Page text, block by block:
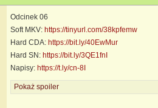
Odcinek 06
Soft MKV: https://tinyurl.com/38kpfemw
Hard CDA: https://bit.ly/40EwMur
Hard SN: https://bit.ly/3QE1fnI
Napisy: https://t.ly/cn-8I
Pokaż spoiler